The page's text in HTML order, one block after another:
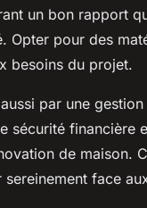
un bon rapport
Opter pour des
besoins du projet.
par une
sécurité financière
de maison.
face